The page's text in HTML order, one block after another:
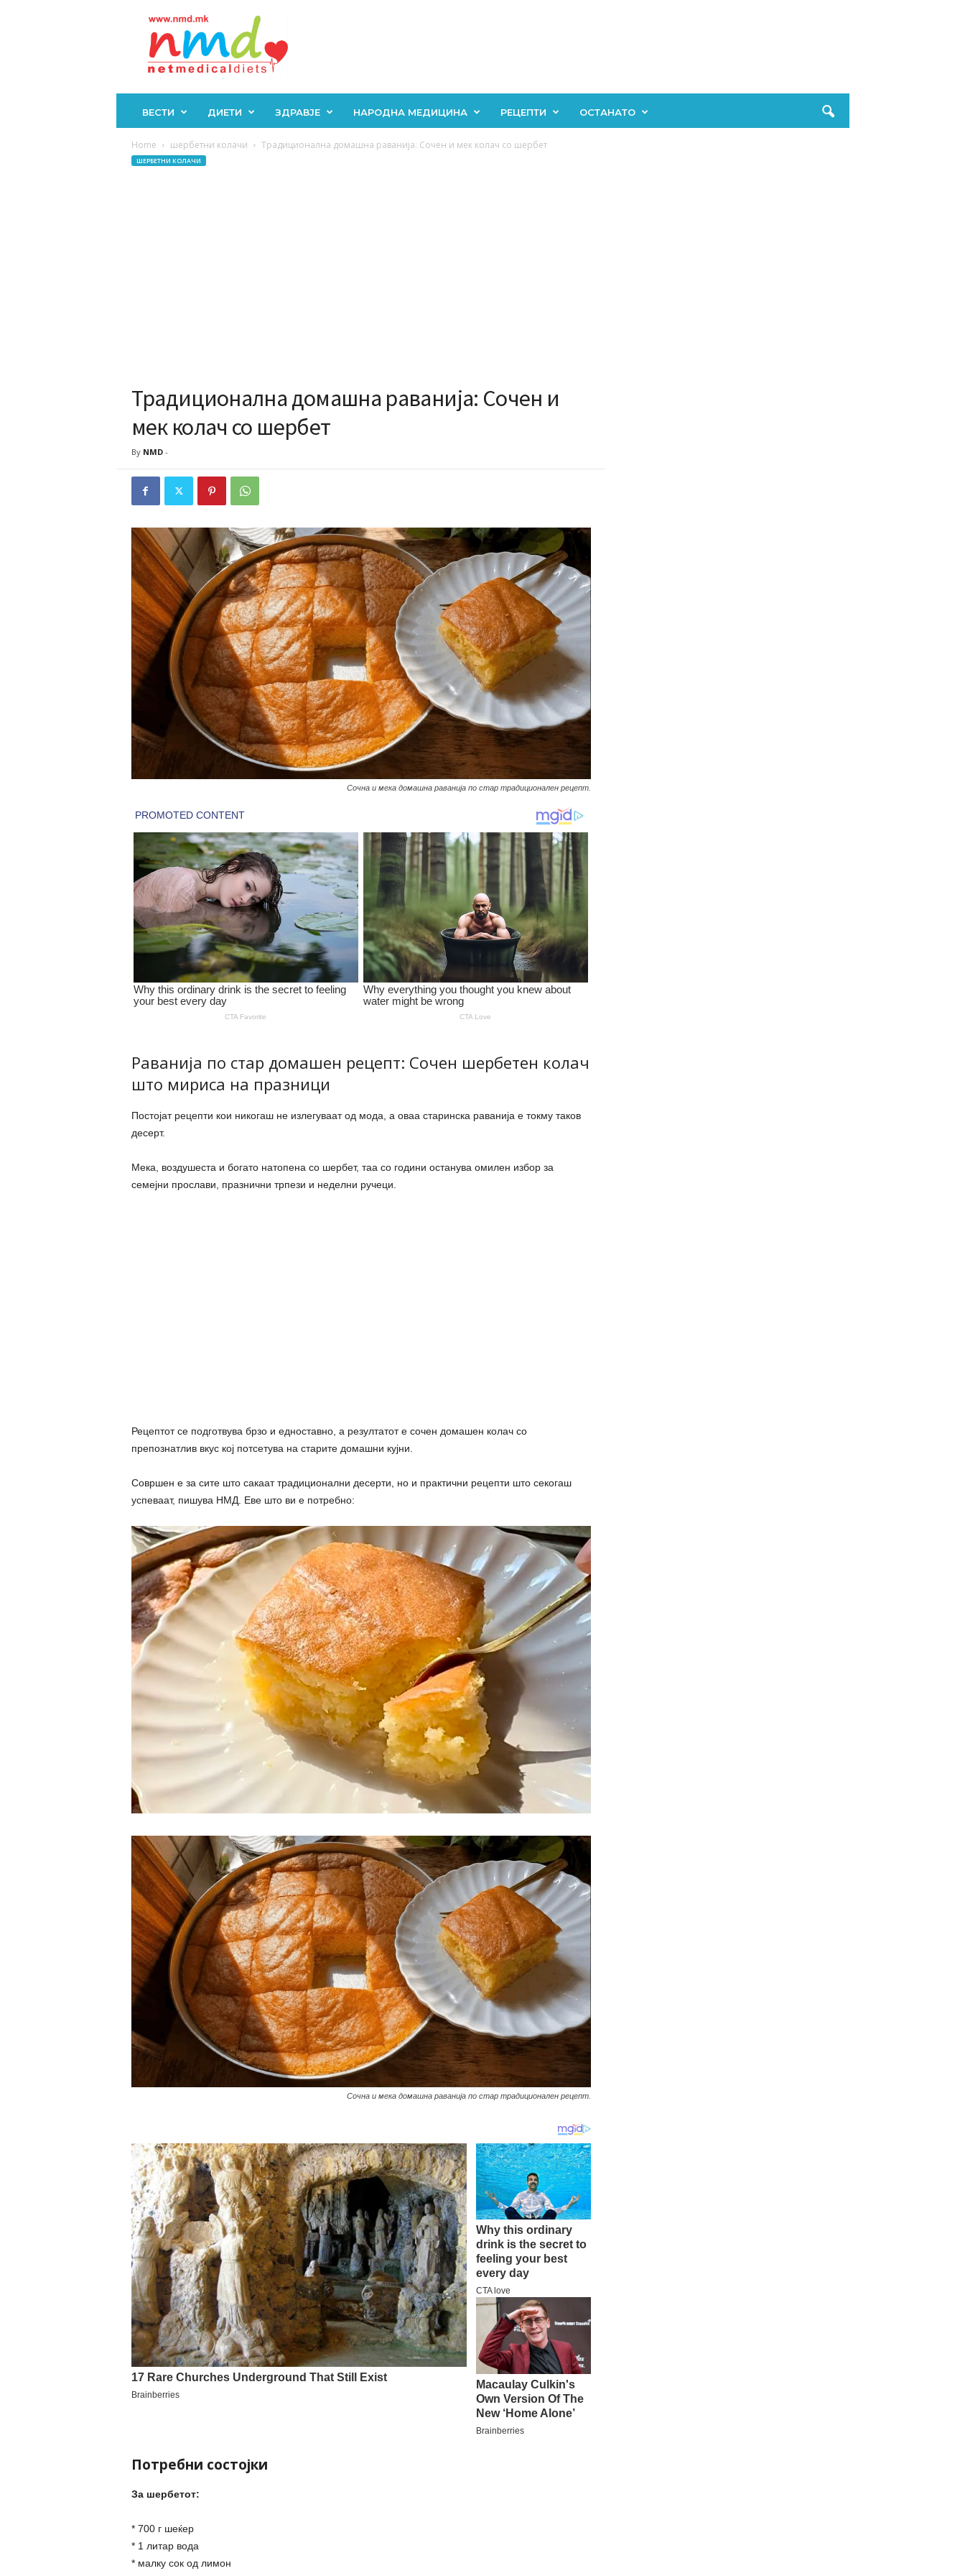
ВЕСТИ ДИЕТИ ЗДРАВЈЕ НАРОДНА МЕДИЦИНА РЕЦЕПТИ ОСТАНАТО
Home шербетни колачи Традиционална домашна раванија: Сочен и мек колач со шербет
ШЕРБЕТНИ КОЛАЧИ
Традиционална домашна раванија: Сочен и
мек колач со шербет
By NMD-
Сочна и мека домашна раванија по стар традиционален рецепт.
Раванија по стар домашен рецепт: Сочен шербетен колач
што мириса на празници
Постојат рецепти кои никогаш не излегуваат од мода, а оваа старинска раванија е токму таков
десерт.
Мека, воздушеста и богато натопена со шербет, таа со години останува омилен избор за
семејни прослави, празнични трпези и неделни ручеци.
Рецептот се подготвува брзо и едноставно, а резултатот е сочен домашен колач со
препознатлив вкус кој потсетува на старите домашни кујни.
Совршен е за сите што сакаат традиционални десерти, но и практични рецепти што секогаш
успеваат, пишува НМД. Еве што ви е потребно:
Сочна и мека домашна раванија по стар традиционален рецепт.
Потребни состојки
За шербетот:
* 700 г шеќер
* 1 литар вода
* малку сок од лимон